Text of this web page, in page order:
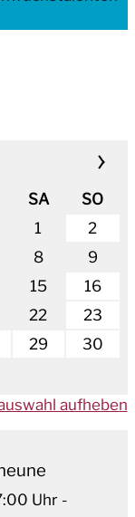
SA
SO
1
2
8
9
15
16
22
23
29
30
aufheben
Uhr -